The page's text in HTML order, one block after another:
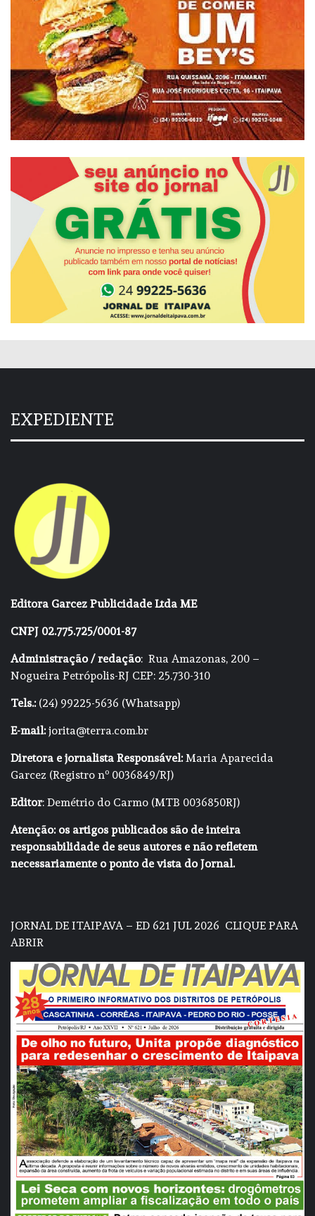
EXPEDIENTE
Editora Garcez Publicidade Ltda ME
CNPJ 02.775.725/0001-87
Administração / redação: Rua Amazonas, 200 –
Nogueira Petrópolis-RJ CEP: 25.730-310
Tels.:(24) 99225-5636 (Whatsapp)
E-mail:jorita@terra.com.br
Diretora e jornalista Responsável:Maria Aparecida
Garcez (Registro nº 0036849/RJ)
Editor: Demétrio do Carmo (MTB 0036850RJ)
Atenção: os artigos publicados são de inteira
responsabilidade de seus autores e não refletem
necessariamente o ponto de vista do Jornal.
JORNAL DE ITAIPAVA – ED 621 JUL 2026 CLIQUE PARA
ABRIR